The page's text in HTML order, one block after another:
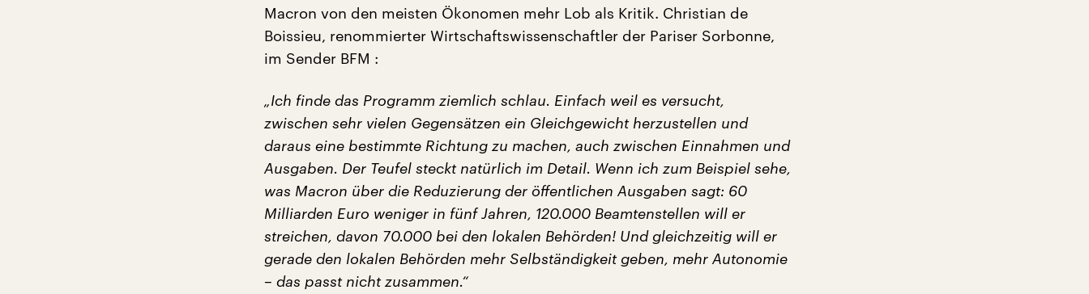
Macron von den meisten Ökonomen mehr Lob als Kritik. Christian de
Boissieu, renommierter Wirtschaftswissenschaftler der Pariser Sorbonne,
im Sender BFM :
„Ich finde das Programm ziemlich schlau. Einfach weil es versucht,
zwischen sehr vielen Gegensätzen ein Gleichgewicht herzustellen und
daraus eine bestimmte Richtung zu machen, auch zwischen Einnahmen und
Ausgaben. Der Teufel steckt natürlich im Detail. Wenn ich zum Beispiel sehe,
was Macron über die Reduzierung der öffentlichen Ausgaben sagt: 60
Milliarden Euro weniger in fünf Jahren, 120.000 Beamtenstellen will er
streichen, davon 70.000 bei den lokalen Behörden! Und gleichzeitig will er
gerade den lokalen Behörden mehr Selbständigkeit geben, mehr Autonomie
– das passt nicht zusammen.“